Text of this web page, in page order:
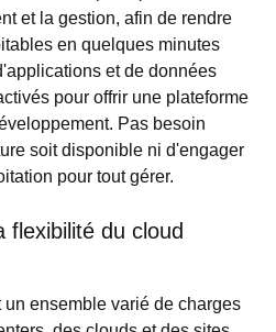
et la gestion, afin de rendre
en quelques minutes
et de données
pour offrir une plateforme
Pas besoin
soit disponible ni d'engager
pour tout gérer.
flexibilité du cloud
un ensemble varié de charges